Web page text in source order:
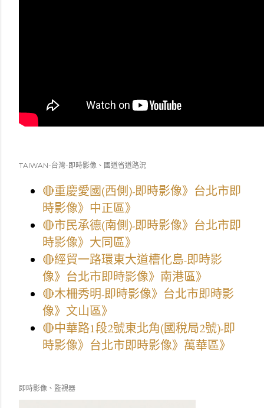
TAIWAN-台灣-即時影像、國道省道路況
🔴重慶愛國(西側)-即時影像》台北市即
時影像》中正區》
🔴市民承德(南側)-即時影像》台北市即
時影像》大同區》
🔴經貿一路環東大道槽化島-即時影
像》台北市即時影像》南港區》
🔴木柵秀明-即時影像》台北市即時影
像》文山區》
🔴中華路1段2號東北角(國稅局2號)-即
時影像》台北市即時影像》萬華區》
即時影像、監視器